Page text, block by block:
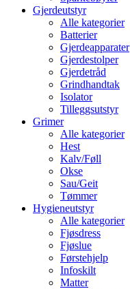
Gjerdeutstyr
Alle kategorier
Batterier
Gjerdeapparater
Gjerdestolper
Gjerdetråd
Grindhandtak
Isolator
Tilleggsutstyr
Grimer
Alle kategorier
Hest
Kalv/Føll
Okse
Sau/Geit
Tømmer
Hygieneutstyr
Alle kategorier
Fjøsdress
Fjøslue
Førstehjelp
Infoskilt
Matter